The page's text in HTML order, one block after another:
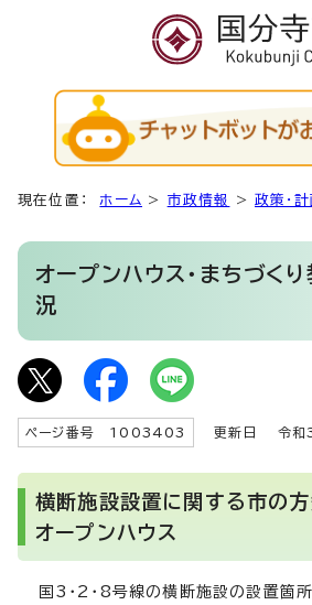
現在位置： ホーム > 市政情報 >政策・計
オープンハウス・まちづく
況
ページ番号 1003403 更新日 令和3
横断施設設置に関する市の
オープンハウス
国3・2・8号線の横断施設の設置箇所